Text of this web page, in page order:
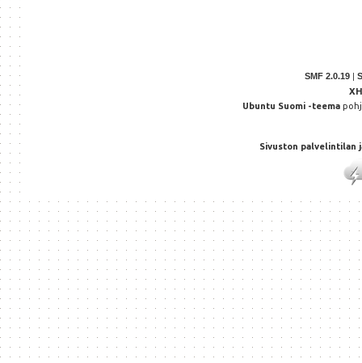
SMF 2.0.19 |
Ubuntu Suomi -teema
Sivuston palvelintilan